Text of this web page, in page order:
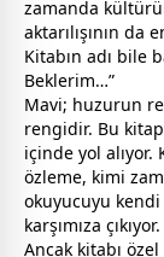
zamanda
aktarılışının
Kitabın adı bile
Beklerim…”
Mavi; huzurun
rengidir. Bu
içinde yol alıyor.
özleme, kimi
okuyucuyu
karşımıza çıkıyor.
Ancak kitabı